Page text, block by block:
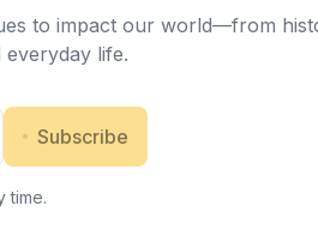
to impact our world—from
everyday life.
Subscribe
time.